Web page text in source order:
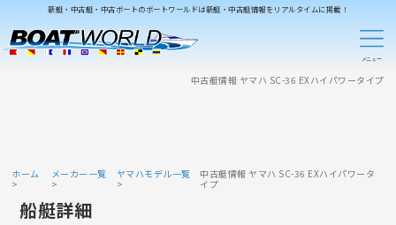
新艇・中古艇・中古ボートのボートワールドは新艇・中古艇情報をリアルタイムに掲載！
中古艇情報 ヤマハ SC-36 EXハイパワータイプ
ホーム メーカー一覧 ヤマハモデル一覧
中古艇情報 ヤマハ SC-36 EXハイパワータ
イプ
船艇詳細